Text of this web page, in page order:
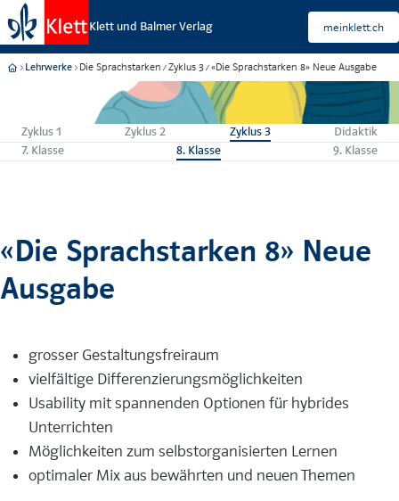
Klett und Balmer Verlag meinklett.ch
Lehrwerke Die Sprachstarken Zyklus 3 «Die Sprachstarken 8» Neue Ausgabe
Zyklus 1 Zyklus 2 Zyklus 3
Didaktik
7. Klasse
8. Klasse 9. Klasse
«Die Sprachstarken 8» Neue
Ausgabe
grosser Gestaltungsfreiraum
vielfältige Differenzierungsmöglichkeiten
Usability mit spannenden Optionen für hybrides
Unterrichten
Möglichkeiten zum selbstorganisierten Lernen
optimaler Mix aus bewährten und neuen Themen